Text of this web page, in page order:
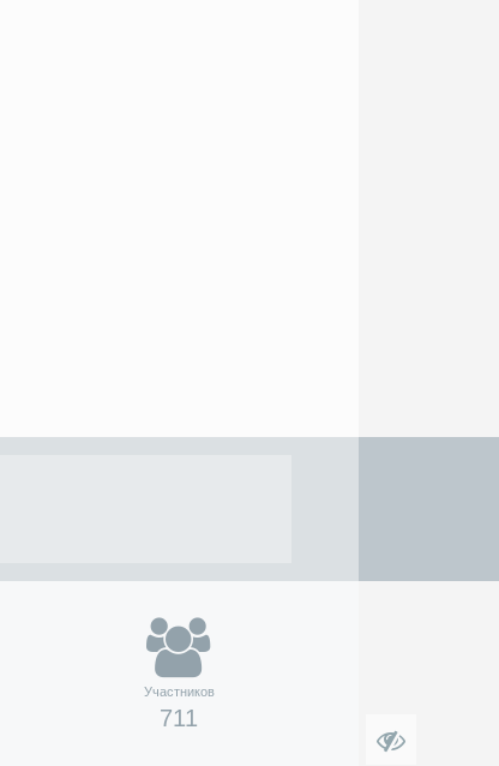
Участников
711